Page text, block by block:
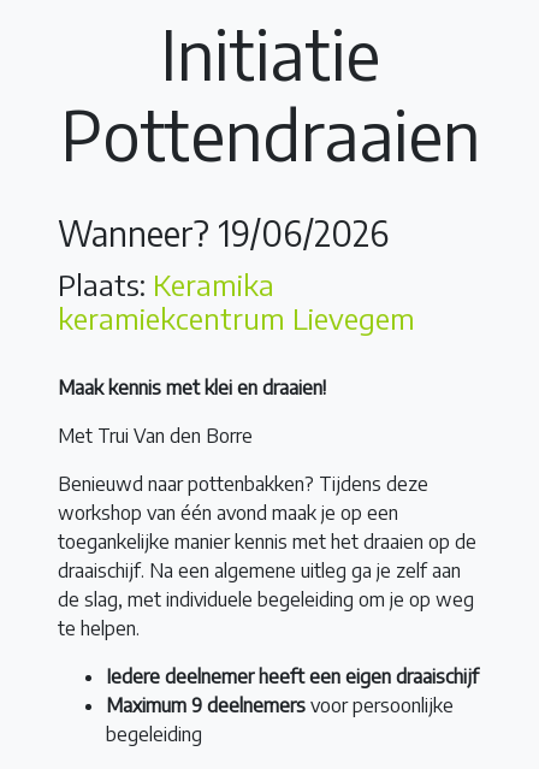
Initiatie
Pottendraaien
Wanneer? 19/06/2026
Plaats: Keramika
keramiekcentrum Lievegem
Maak kennis met klei en draaien!
Met Trui Van den Borre
Benieuwd naar pottenbakken? Tijdens deze
workshop van één avond maak je op een
toegankelijke manier kennis met het draaien op de
draaischijf. Na een algemene uitleg ga je zelf aan
de slag, met individuele begeleiding om je op weg
te helpen.
Iedere deelnemer heeft een eigen draaischijf
Maximum 9 deelnemers voor persoonlijke
begeleiding